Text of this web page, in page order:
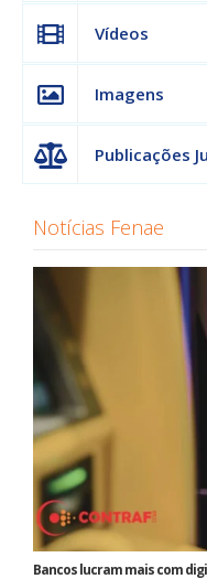
Vídeos
Imagens
Publicações
Notícias Fenae
Bancos lucram mais com